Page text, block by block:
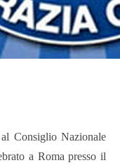
Consiglio Nazionale
a Roma presso il